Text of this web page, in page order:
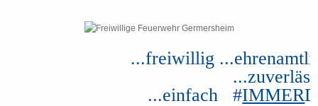
...freiwillig
...einfach #IMMER